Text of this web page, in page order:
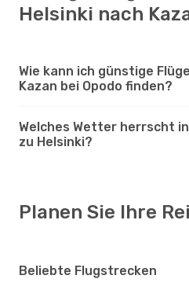
Helsinki nach
Wie kann ich günstige
Kazan bei Opodo finden?
Welches Wetter herrscht
zu Helsinki?
Planen Sie Ihre
Beliebte Flugstrecken